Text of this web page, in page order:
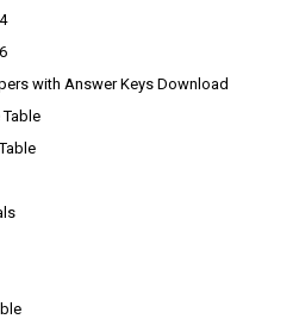
with Answer Keys Download